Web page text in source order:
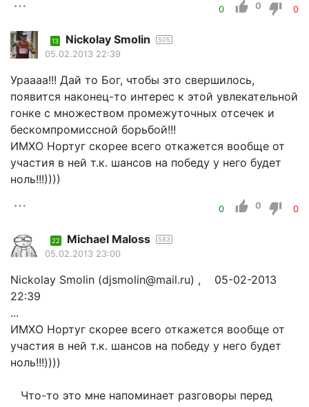
0 0 0
13 Nickolay Smolin 505
05.02.2013 22:39
Ураааа!!! Дай то Бог, чтобы это свершилось,
появится наконец-то интерес к этой увлекательной
гонке с множеством промежуточных отсечек и
бескомпромиссной борьбой!!!
ИМХО Нортуг скорее всего откажется вообще от
участия в ней т.к. шансов на победу у него будет
ноль!!!))))
0 0 0
22 Michael Maloss 583
05.02.2013 23:00
Nickolay Smolin (djsmolin@mail.ru) , 05-02-2013
22:39
...
ИМХО Нортуг скорее всего откажется вообще от
участия в ней т.к. шансов на победу у него будет
ноль!!!))))
Что-то это мне напоминает разговоры перед